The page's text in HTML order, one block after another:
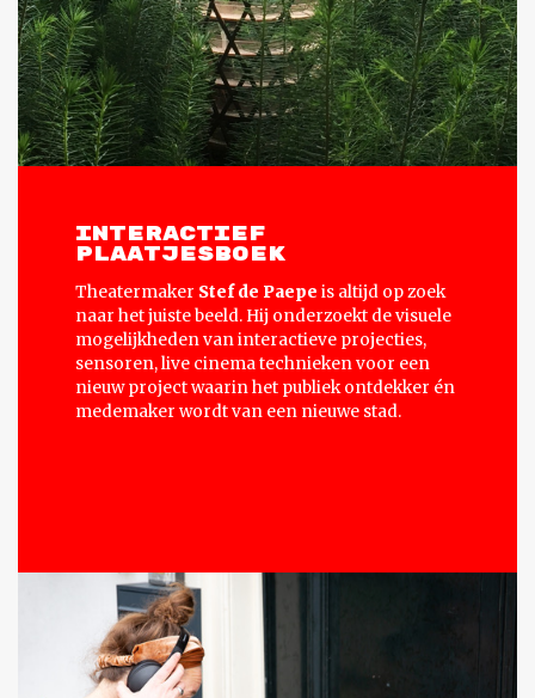
INTERACTIEF
PLAATJESBOEK
Theatermaker Stef de Paepe is altijd op zoek
naar het juiste beeld. Hij onderzoekt de visuele
mogelijkheden van interactieve projecties,
sensoren, live cinema technieken voor een
nieuw project waarin het publiek ontdekker én
medemaker wordt van een nieuwe stad.